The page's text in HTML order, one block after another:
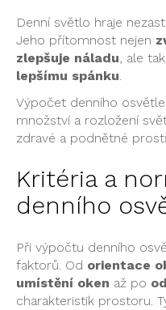
Denní světlo hraje
Jeho přítomnost nejen
zlepšuje náladu, ale
lepšímu spánku.
Výpočet denního
množství a rozložení
zdravé a podnětné
Kritéria a
denního
Při výpočtu denního
faktorů. Od orientace
umístění oken až po
charakteristik prostoru.